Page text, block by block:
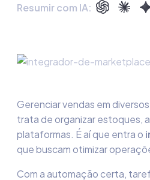
Resumir com IA:
Gerenciar vendas em
trata de organizar estoques,
plataformas. É aí que entra o
que buscam otimizar
Com a automação certa,